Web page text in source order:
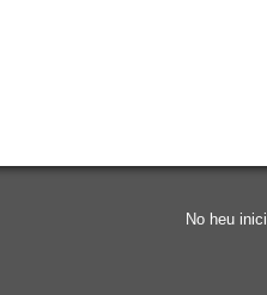
No heu